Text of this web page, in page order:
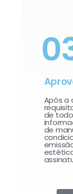
Após a
de
de